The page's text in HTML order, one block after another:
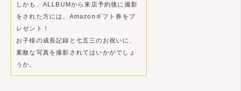
しかも、ALLBUMから来店予約後に撮影
をされた方には、Amazonギフト券をプ
レゼント！
お子様の成長記録と七五三のお祝いに、
素敵な写真を撮影されてはいかがでしょ
うか。